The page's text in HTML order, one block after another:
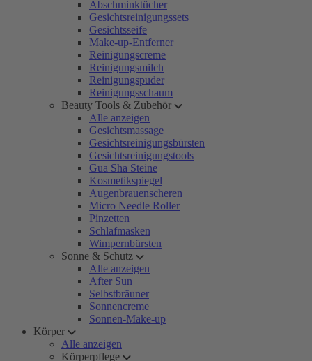
Abschminktücher
Gesichtsreinigungssets
Gesichtsseife
Make-up-Entferner
Reinigungscreme
Reinigungsmilch
Reinigungspuder
Reinigungsschaum
Beauty Tools & Zubehör
Alle anzeigen
Gesichtsmassage
Gesichtsreinigungsbürsten
Gesichtsreinigungstools
Gua Sha Steine
Kosmetikspiegel
Augenbrauenscheren
Micro Needle Roller
Pinzetten
Schlafmasken
Wimpernbürsten
Sonne & Schutz
Alle anzeigen
After Sun
Selbstbräuner
Sonnencreme
Sonnen-Make-up
Körper
Alle anzeigen
Körperpflege